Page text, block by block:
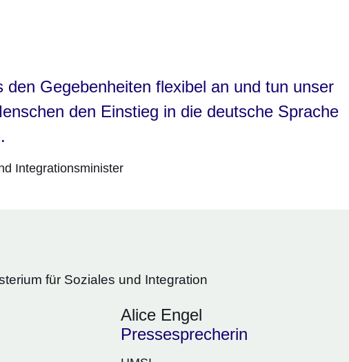
den Gegebenheiten flexibel an und tun unser
den Einstieg in die deutsche Sprache
Integrationsminister
für Soziales und Integration
Alice Engel
Pressesprecherin